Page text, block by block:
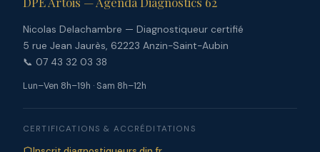
Nicolas Delachambre — Diagnostiqueur certifié
5 rue Jean Jaurès, 62223 Anzin-Saint-Aubin
📞 07 43 32 03 38
Lun–Ven 8h–19h · Sam 8h–12h
CERTIFICATIONS & ACCRÉDITATIONS